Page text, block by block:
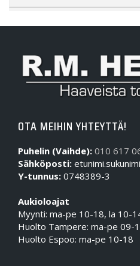
OTA MEIHIN YHTEYTTÄ!
Puhelin (Vaihde): 010 617
Sähköposti:
Y-tunnus: 0748389-3
Aukioloajat
Myynti: ma-pe 10-18, la 10-
Huolto Tampere: ma-pe 09-
Huolto Espoo: ma-pe 10-18